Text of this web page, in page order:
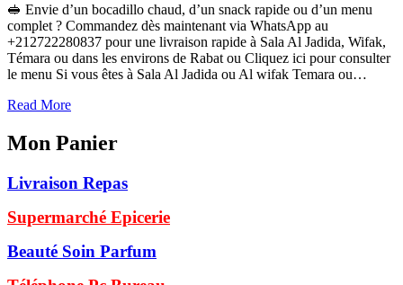
🥪 Envie d’un bocadillo chaud, d’un snack rapide ou d’un menu
complet ? Commandez dès maintenant via WhatsApp au
+212722280837 pour une livraison rapide à Sala Al Jadida, Wifak,
Témara ou dans les environs de Rabat ou Cliquez ici pour consulter
le menu Si vous êtes à Sala Al Jadida ou Al wifak Temara ou…
Read More
Mon Panier
Livraison Repas
Supermarché Epicerie
Beauté Soin Parfum